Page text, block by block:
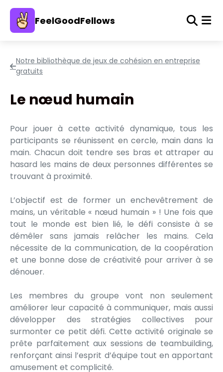
FeelGoodFellows
Notre bibliothèque de jeux de cohésion en entreprise
gratuits
Le nœud humain
Pour jouer à cette activité dynamique, tous les
participants se réunissent en cercle, main dans la
main. Chacun doit tendre ses bras et attraper au
hasard les mains de deux personnes différentes se
trouvant à proximité.
L’objectif est de former un enchevêtrement de
mains, un véritable « nœud humain » ! Une fois que
tout le monde est bien lié, le défi consiste à se
démêler sans jamais relâcher les mains. Cela
nécessite de la communication, de la coopération
et une bonne dose de créativité pour arriver à se
dénouer.
Les membres du groupe vont non seulement
améliorer leur capacité à communiquer, mais aussi
développer des stratégies collectives pour
surmonter ce petit défi. Cette activité originale se
prête parfaitement aux sessions de teambuilding,
renforçant ainsi l’esprit d’équipe tout en apportant
amusement et complicité.